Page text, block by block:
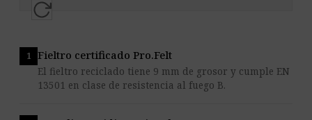
Fieltro certificado Pro.Felt
El fieltro reciclado tiene 9 mm de grosor y cumple EN
13501 en clase de resistencia al fuego B.